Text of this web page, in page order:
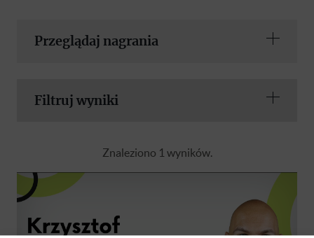
Przeglądaj nagrania
Filtruj wyniki
Znaleziono 1 wyników.